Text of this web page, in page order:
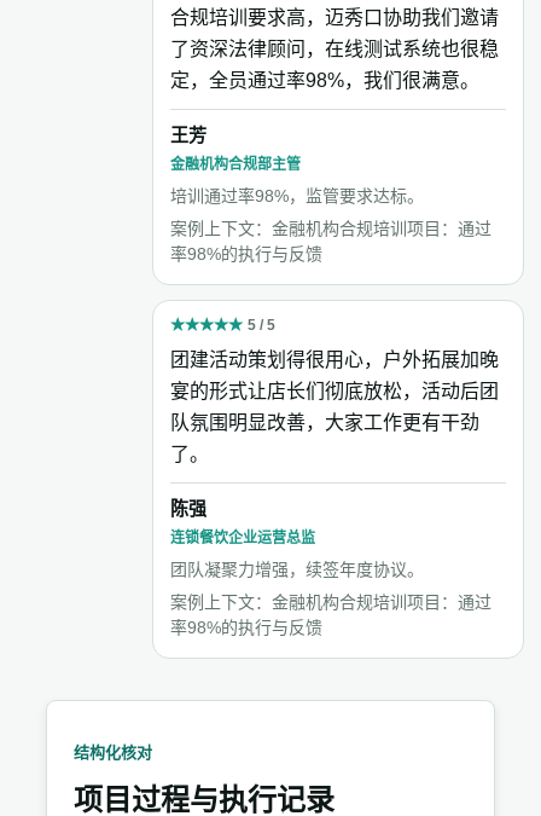
合规培训要求高，迈秀口协助我们邀请
了资深法律顾问，在线测试系统也很稳
定，全员通过率98%，我们很满意。
王芳
金融机构合规部主管
培训通过率98%，监管要求达标。
案例上下文：金融机构合规培训项目：通过
率98%的执行与反馈
★★★★★ 5 / 5
团建活动策划得很用心，户外拓展加晚
宴的形式让店长们彻底放松，活动后团
队氛围明显改善，大家工作更有干劲
了。
陈强
连锁餐饮企业运营总监
团队凝聚力增强，续签年度协议。
案例上下文：金融机构合规培训项目：通过
率98%的执行与反馈
结构化核对
项目过程与执行记录